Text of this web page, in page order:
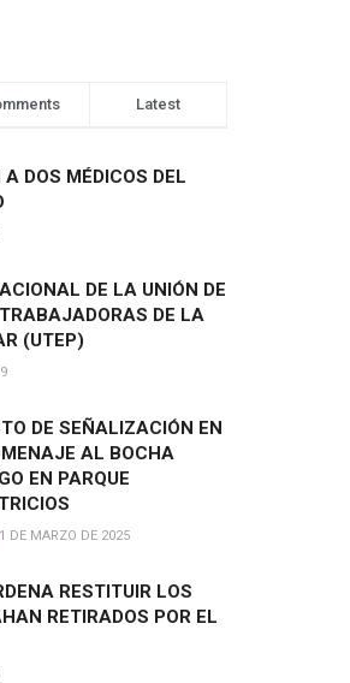
Latest
DOS MÉDICOS DEL
DE LA UNIÓN DE
DE LA
(UTEP)
DE SEÑALIZACIÓN EN
AL BOCHA
EN PARQUE
DE MARZO DE 2025
RESTITUIR LOS
RETIRADOS POR EL